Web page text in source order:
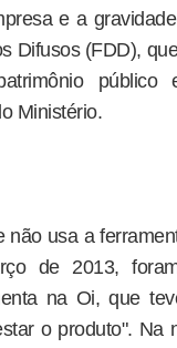
e a
Difusos (FDD),
público
Ministério.
não usa a
de 2013,
na Oi, que
o produto". Na